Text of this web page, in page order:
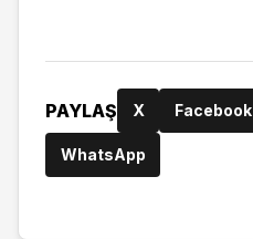
PAYLAŞ X Facebook
WhatsApp